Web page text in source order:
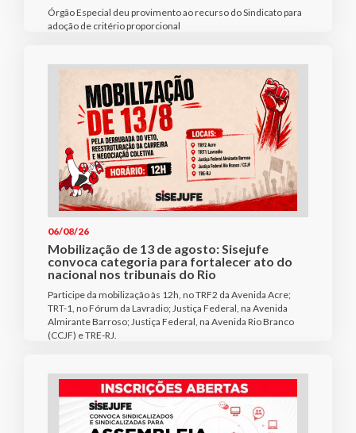
Órgão Especial deu provimento ao recurso do Sindicato para
adoção de critério proporcional
06/08/26
Mobilização de 13 de agosto: Sisejufe
convoca categoria para fortalecer ato do
nacional nos tribunais do Rio
Participe da mobilização às 12h, no TRF2 da Avenida Acre;
TRT-1, no Fórum da Lavradio; Justiça Federal, na Avenida
Almirante Barroso; Justiça Federal, na Avenida Rio Branco
(CCJF) e TRE-RJ.